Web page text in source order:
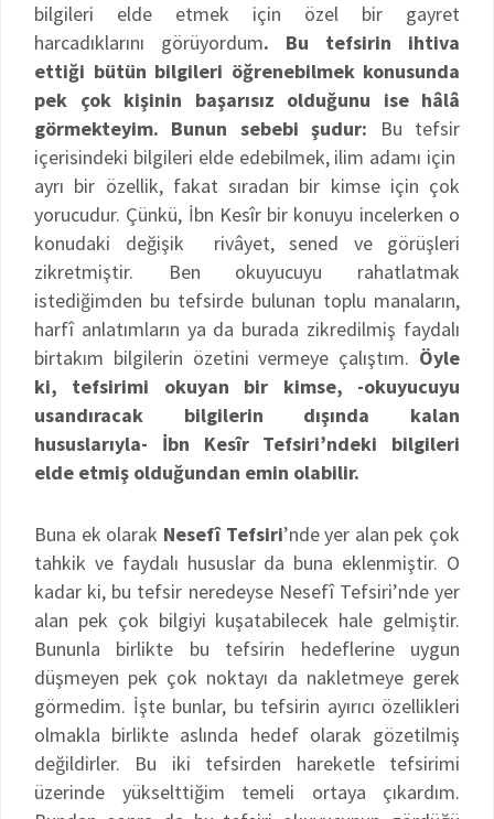
bilgileri elde etmek için özel bir gayret
harcadıklarını görüyordum. Bu tefsirin ihtiva
ettiği bütün bilgileri öğrenebilmek konusunda
pek çok kişinin başarısız olduğunu ise hâlâ
görmekteyim. Bunun sebebi şudur: Bu tefsir
içerisindeki bilgileri elde edebilmek, ilim adamı için
ayrı bir özellik, fakat sıradan bir kimse için çok
yorucudur. Çünkü, İbn Kesîr bir konuyu incelerken o
konudaki değişik rivâyet, sened ve görüşleri
zikretmiştir. Ben okuyucuyu rahatlatmak
istediğimden bu tefsirde bulunan toplu manaların,
harfî anlatımların ya da burada zikredilmiş faydalı
birtakım bilgilerin özetini vermeye çalıştım. Öyle
ki, tefsirimi okuyan bir kimse, -okuyucuyu
usandıracak bilgilerin dışında kalan
hususlarıyla- İbn Kesîr Tefsiri’ndeki bilgileri
elde etmiş olduğundan emin olabilir.
Buna ek olarak Nesefî Tefsiri’nde yer alan pek çok
tahkik ve faydalı hususlar da buna eklenmiştir. O
kadar ki, bu tefsir neredeyse Nesefî Tefsiri’nde yer
alan pek çok bilgiyi kuşatabilecek hale gelmiştir.
Bununla birlikte bu tefsirin hedeflerine uygun
düşmeyen pek çok noktayı da nakletmeye gerek
görmedim. İşte bunlar, bu tefsirin ayırıcı özellikleri
olmakla birlikte aslında hedef olarak gözetilmiş
değildirler. Bu iki tefsirden hareketle tefsirimi
üzerinde yükselttiğim temeli ortaya çıkardım.